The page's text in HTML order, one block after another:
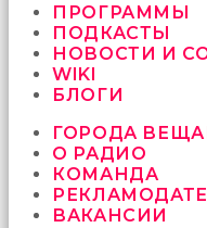
sikici
kocalar
güzel
karıları
öttürüyor
sex
hikayeleri
ПРОГРАММЫ
ПОДКАСТЫ
НОВОСТИ И
WIKI
БЛОГИ
ГОРОДА
О РАДИО
КОМАНДА
ВАКАНСИИ